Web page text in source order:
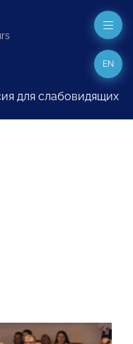
для слабовидящих
EN